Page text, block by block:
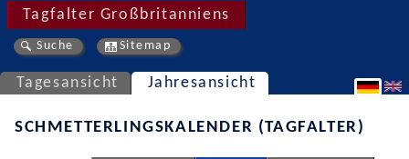
Tagfalter Großbritanniens
Suche Sitemap
Tagesansicht Jahresansicht
SCHMETTERLINGSKALENDER (TAGFALTER)